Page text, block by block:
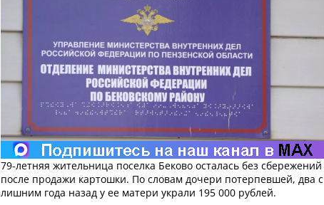
79-летняя жительница поселка Беково осталась без сбережений
после продажи картошки. По словам дочери потерпевшей, два с
лишним года назад у ее матери украли 195 000 рублей.